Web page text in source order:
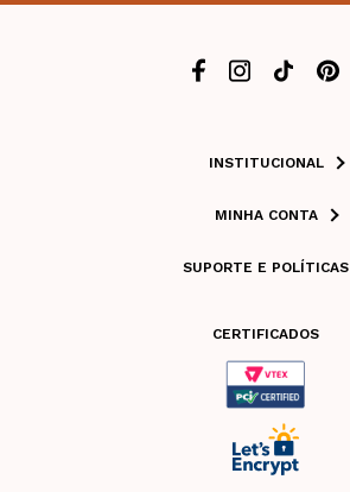
INSTITUCIONAL
MINHA CONTA
SUPORTE E POLÍTICAS
CERTIFICADOS